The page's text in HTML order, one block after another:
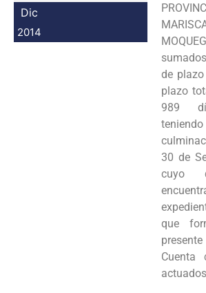
Dic
2014
de
plazo
989
30 de
cuyo
que
Cuenta